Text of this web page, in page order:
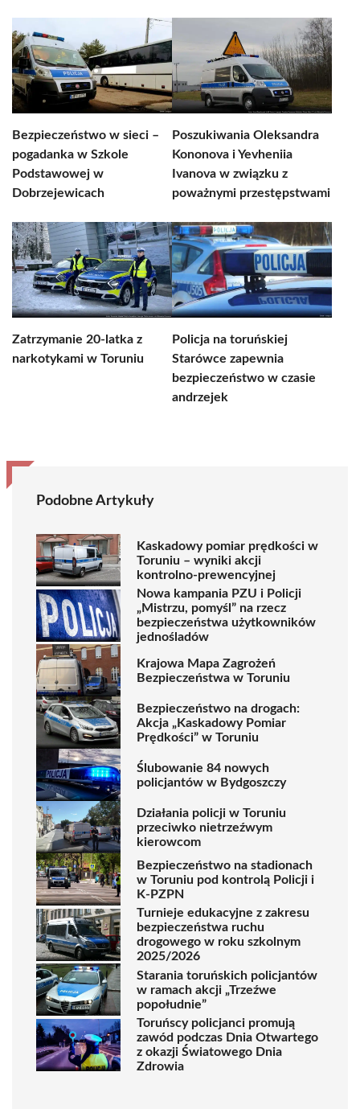
Bezpieczeństwo w sieci –
pogadanka w Szkole
Podstawowej w
Dobrzejewicach
Poszukiwania Oleksandra
Kononova i Yevheniia
Ivanova w związku z
poważnymi przestępstwami
Zatrzymanie 20-latka z
narkotykami w Toruniu
Policja na toruńskiej
Starówce zapewnia
bezpieczeństwo w czasie
andrzejek
Podobne Artykuły
Kaskadowy pomiar prędkości w
Toruniu – wyniki akcji
kontrolno-prewencyjnej
Nowa kampania PZU i Policji
„Mistrzu, pomyśl” na rzecz
bezpieczeństwa użytkowników
jednośladów
Krajowa Mapa Zagrożeń
Bezpieczeństwa w Toruniu
Bezpieczeństwo na drogach:
Akcja „Kaskadowy Pomiar
Prędkości” w Toruniu
Ślubowanie 84 nowych
policjantów w Bydgoszczy
Działania policji w Toruniu
przeciwko nietrzeźwym
kierowcom
Bezpieczeństwo na stadionach
w Toruniu pod kontrolą Policji i
K-PZPN
Turnieje edukacyjne z zakresu
bezpieczeństwa ruchu
drogowego w roku szkolnym
2025/2026
Starania toruńskich policjantów
w ramach akcji „Trzeźwe
popołudnie”
Toruńscy policjanci promują
zawód podczas Dnia Otwartego
z okazji Światowego Dnia
Zdrowia